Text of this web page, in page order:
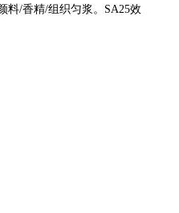
料/香精/组织匀浆。SA25效